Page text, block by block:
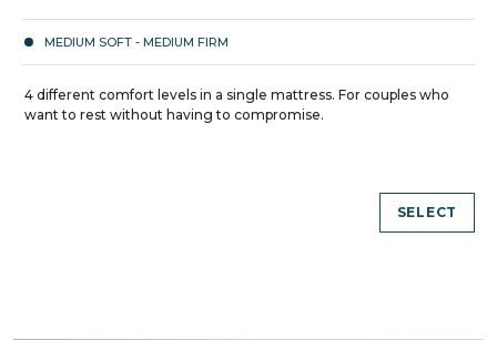
MEDIUM SOFT - MEDIUM FIRM
4 different comfort levels in a single mattress. For couples who
want to rest without having to compromise.
SELECT